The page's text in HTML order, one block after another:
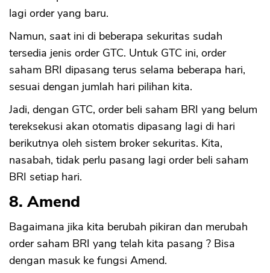
lagi order yang baru.
Namun, saat ini di beberapa sekuritas sudah
tersedia jenis order GTC. Untuk GTC ini, order
saham BRI dipasang terus selama beberapa hari,
sesuai dengan jumlah hari pilihan kita.
Jadi, dengan GTC, order beli saham BRI yang belum
tereksekusi akan otomatis dipasang lagi di hari
berikutnya oleh sistem broker sekuritas. Kita,
nasabah, tidak perlu pasang lagi order beli saham
BRI setiap hari.
8. Amend
Bagaimana jika kita berubah pikiran dan merubah
order saham BRI yang telah kita pasang ? Bisa
dengan masuk ke fungsi Amend.
OK
CANCEL